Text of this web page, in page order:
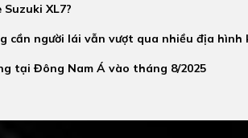
XL7?
cần người lái vẫn vượt qua nhiều địa hình
tại Đông Nam Á vào tháng 8/2025